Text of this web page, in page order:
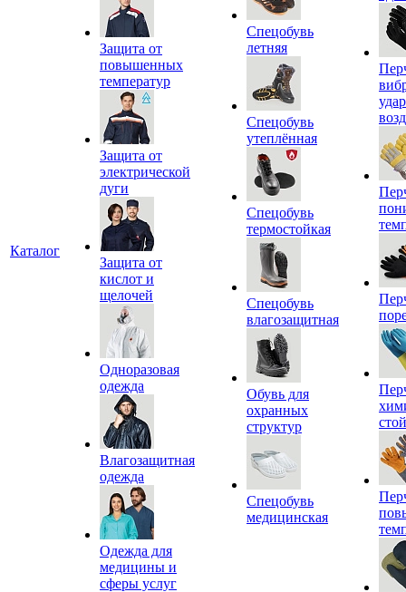
Каталог
Защита от
повышенных
температур
Защита от
электрической
дуги
Защита от
кислот и
щелочей
Одноразовая
одежда
Влагозащитная
одежда
Одежда для
медицины и
сферы услуг
Спецобувь
летняя
Спецобувь
утеплённая
Спецобувь
термостойкая
Спецобувь
влагозащитная
Обувь для
охранных
структур
Спецобувь
медицинская